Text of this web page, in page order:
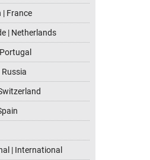
| France
| Netherlands
Russia
| International